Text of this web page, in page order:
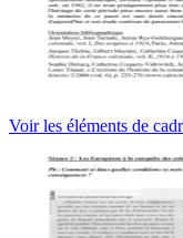
Voir les éléments de